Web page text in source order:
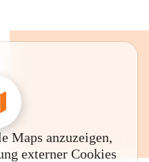
Maps anzuzeigen,
externer Cookies